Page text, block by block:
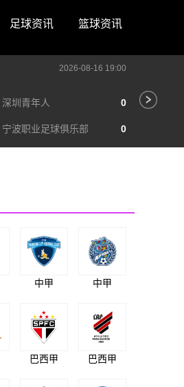
足球资讯 篮球资讯
2026-08-16 19:00
深圳青年人 0
宁波职业足球俱乐部 0
中甲 中甲
巴西甲 巴西甲